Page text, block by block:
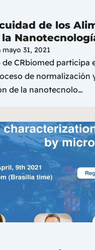
de los
mayo 31, 2021
CRbiomed participa
de normalización
de la nanotecnolo…